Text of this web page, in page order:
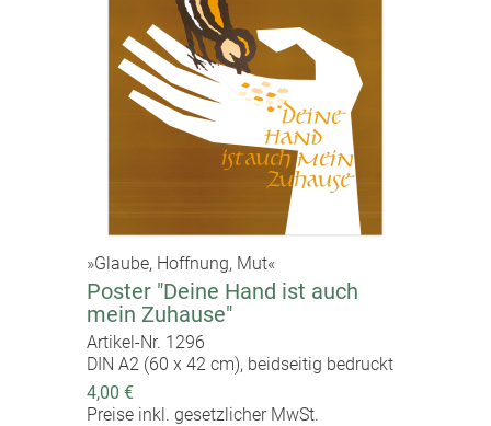
»Glaube, Hoffnung, Mut«
Poster "Deine Hand ist auch
mein Zuhause"
Artikel-Nr. 1296
DIN A2 (60 x 42 cm), beidseitig bedruckt
4,00 €
Preise inkl. gesetzlicher MwSt.